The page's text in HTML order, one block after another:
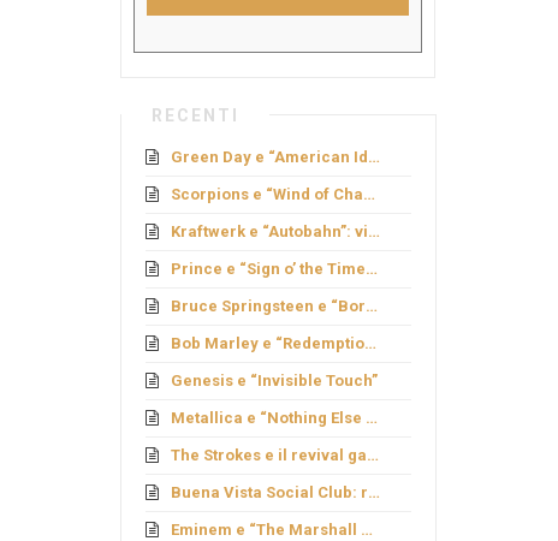
RECENTI
Green Day e “American Idiot”: rock politico
Scorpions e “Wind of Change”: caduta del Muro
Kraftwerk e “Autobahn”: viaggio elettronico
Prince e “Sign o’ the Times”: genio e provocazione
Bruce Springsteen e “Born to Run”: sogno americano
Bob Marley e “Redemption Song”
Genesis e “Invisible Touch”
Metallica e “Nothing Else Matters”: ballata metal
The Strokes e il revival garage
Buena Vista Social Club: rinascita cubana
Eminem e “The Marshall Mathers LP”